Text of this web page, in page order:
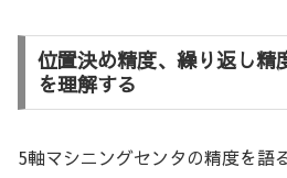
位置決め精度、繰り返し
を理解する
5軸マシニングセンタの精度を語